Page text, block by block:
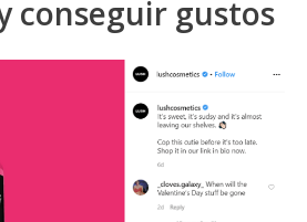
conseguir gustos